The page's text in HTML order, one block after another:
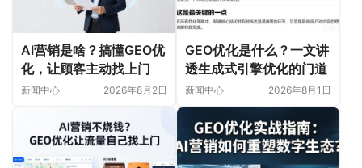
AI营销是啥？搞懂GEO优
化，让顾客主动找上门
新闻中心 2026年8月2日
GEO优化是什么？一文讲
透生成式引擎优化的门道
新闻中心 2026年8月1日